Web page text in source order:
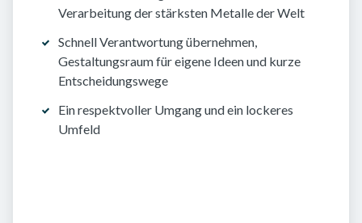
Verarbeitung der stärksten Metalle der Welt
Schnell Verantwortung übernehmen,
Gestaltungsraum für eigene Ideen und kurze
Entscheidungswege
Ein respektvoller Umgang und ein lockeres
Umfeld